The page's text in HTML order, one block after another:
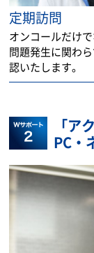
定期訪問
オンコールだけ
問題発生に関わ
認いたします。
「ア
PC・